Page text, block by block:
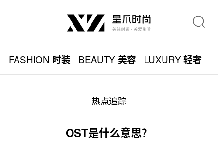
FASHION 时装 BEAUTY美容 LUXURY轻奢
热点追踪
OST是什么意思？